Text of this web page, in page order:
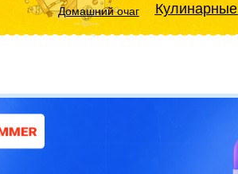
Домашний очаг